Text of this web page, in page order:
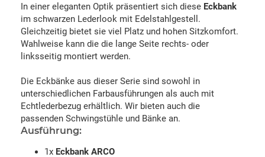
In einer eleganten Optik präsentiert sich diese Eckbank
im schwarzen Lederlook mit Edelstahlgestell.
Gleichzeitig bietet sie viel Platz und hohen Sitzkomfort.
Wahlweise kann die die lange Seite rechts- oder
linksseitig montiert werden.
Die Eckbänke aus dieser Serie sind sowohl in
unterschiedlichen Farbausführungen als auch mit
Echtlederbezug erhältlich. Wir bieten auch die
passenden Schwingstühle und Bänke an.
Ausführung:
1x Eckbank ARCO